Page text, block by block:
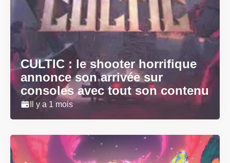
CULTIC : le shooter horrifique
annonce son arrivée sur
consoles avec tout son contenu
Il y a 1 mois